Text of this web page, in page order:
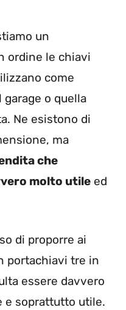
un
ordine le chiavi
come
garage o quella
Ne esistono di
ma
che
molto utile ed
di proporre ai
portachiavi tre in
essere davvero
e soprattutto utile.